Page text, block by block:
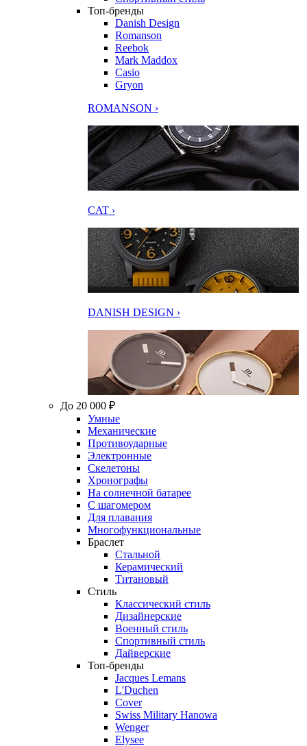
Топ-бренды
Danish Design
Romanson
Reebok
Mark Maddox
Casio
Gryon
ROMANSON ›
CAT ›
DANISH DESIGN ›
До 20 000 ₽
Умные
Механические
Противоударные
Электронные
Скелетоны
Хронографы
На солнечной батарее
С шагомером
Для плавания
Многофункциональные
Браслет
Стальной
Керамический
Титановый
Стиль
Классический стиль
Дизайнерские
Военный стиль
Спортивный стиль
Дайверские
Топ-бренды
Jacques Lemans
L'Duchen
Cover
Swiss Military Hanowa
Wenger
Elysee